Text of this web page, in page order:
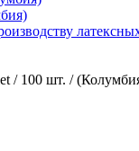
/ 100 шт. /